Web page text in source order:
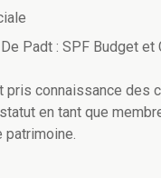
Padt : SPF Budget et
connaissance des
en tant que
patrimoine.